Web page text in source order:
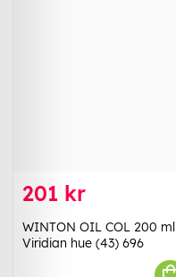
201 kr
WINTON OIL COL 200 ml
Viridian hue (43) 696